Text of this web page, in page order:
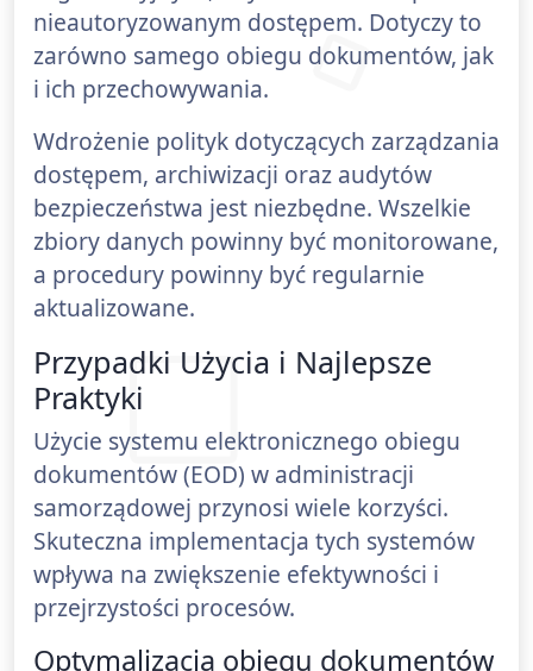
nieautoryzowanym dostępem. Dotyczy to
zarówno samego obiegu dokumentów, jak
i ich przechowywania.
Wdrożenie polityk dotyczących zarządzania
dostępem, archiwizacji oraz audytów
bezpieczeństwa jest niezbędne. Wszelkie
zbiory danych powinny być monitorowane,
a procedury powinny być regularnie
aktualizowane.
Przypadki Użycia i Najlepsze
Praktyki
Użycie systemu elektronicznego obiegu
dokumentów (EOD) w administracji
samorządowej przynosi wiele korzyści.
Skuteczna implementacja tych systemów
wpływa na zwiększenie efektywności i
przejrzystości procesów.
Optymalizacja obiegu dokumentów